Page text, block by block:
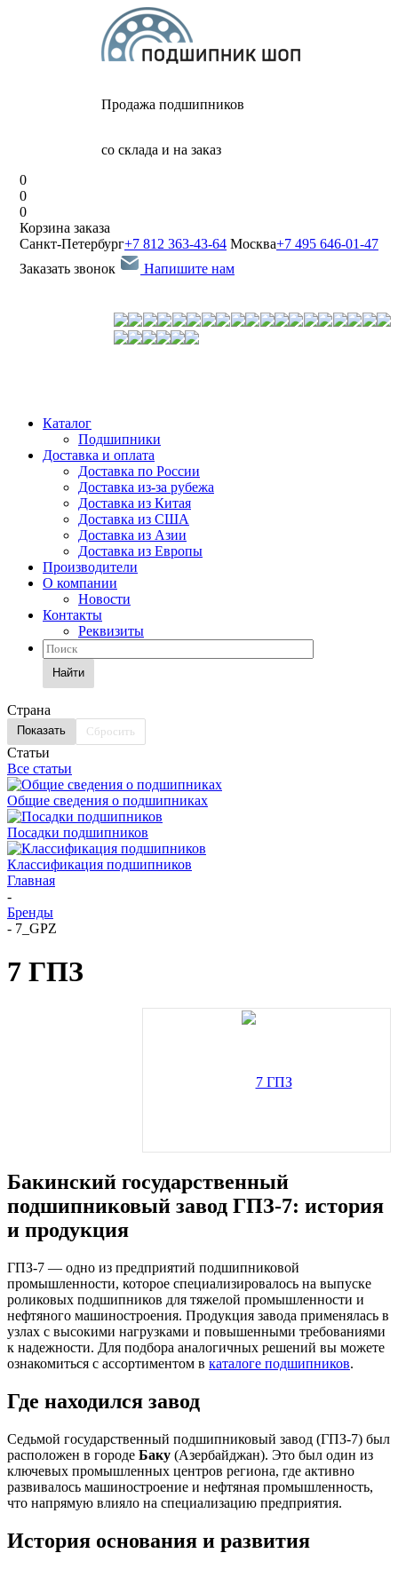
Продажа подшипников
со склада и на заказ
0
0
0
Корзина заказа
Санкт-Петербург+7 812 363-43-64 Москва+7 495 646-01-47
Заказать звонок
Напишите нам
Каталог
Подшипники
Доставка и оплата
Доставка по России
Доставка из-за рубежа
Доставка из Китая
Доставка из США
Доставка из Азии
Доставка из Европы
Производители
О компании
Новости
Контакты
Реквизиты
Найти
Страна
Сбросить
Статьи
Все статьи
Общие сведения о подшипниках
Посадки подшипников
Классификация подшипников
Главная
-
Бренды
- 7_GPZ
7 ГПЗ
Бакинский государственный
подшипниковый завод ГПЗ-7: история
и продукция
ГПЗ-7 — одно из предприятий подшипниковой
промышленности, которое специализировалось на выпуске
роликовых подшипников для тяжелой промышленности и
нефтяного машиностроения. Продукция завода применялась в
узлах с высокими нагрузками и повышенными требованиями
к надежности. Для подбора аналогичных решений вы можете
ознакомиться с ассортиментом в каталоге подшипников.
Где находился завод
Седьмой государственный подшипниковый завод (ГПЗ-7) был
расположен в городе Баку (Азербайджан). Это был один из
ключевых промышленных центров региона, где активно
развивалось машиностроение и нефтяная промышленность,
что напрямую влияло на специализацию предприятия.
История основания и развития